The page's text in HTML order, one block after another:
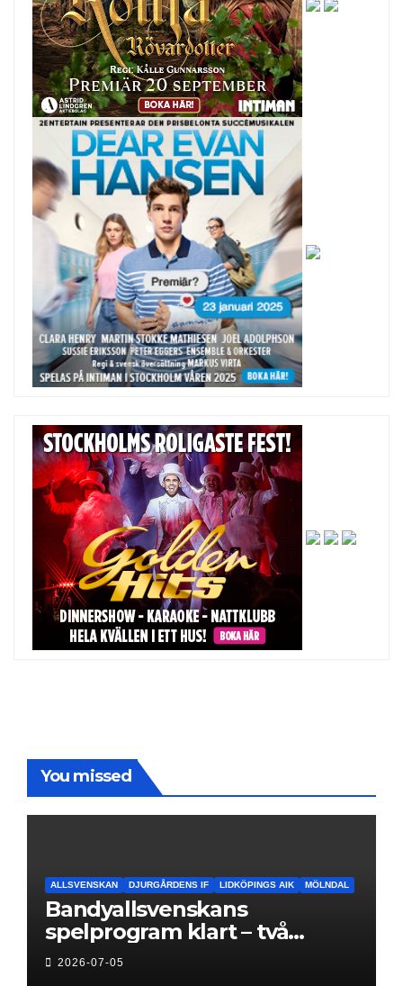
You missed
ALLSVENSKAN DJURGÅRDENS IF LIDKÖPINGS AIK MÖLNDAL
Bandyallsvenskans
spelprogram klart – två
föreningar jagar sin
2026-07-05